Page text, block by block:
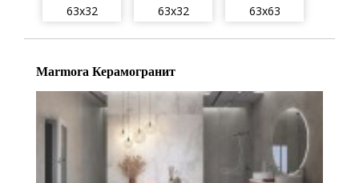
63x32 63x32 63x63
Marmora Керамогранит